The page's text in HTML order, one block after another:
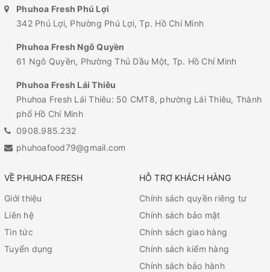
Phuhoa Fresh Phú Lợi
342 Phú Lợi, Phường Phú Lợi, Tp. Hồ Chí Minh
Phuhoa Fresh Ngô Quyền
61 Ngô Quyền, Phường Thủ Dầu Một, Tp. Hồ Chí Minh
Phuhoa Fresh Lái Thiêu
Phuhoa Fresh Lái Thiêu: 50 CMT8, phường Lái Thiêu, Thành
phố Hồ Chí Minh
0908.985.232
phuhoafood79@gmail.com
VỀ PHUHOA FRESH
Giới thiệu
Liên hệ
Tin tức
Tuyển dụng
HỖ TRỢ KHÁCH HÀNG
Chính sách quyền riêng tư
Chính sách bảo mật
Chính sách giao hàng
Chính sách kiểm hàng
Chính sách bảo hành